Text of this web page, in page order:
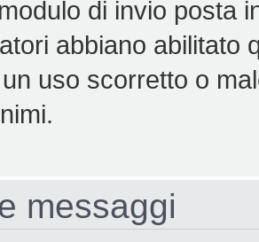
di invio posta
abbiano abilitato
uso scorretto o
messaggi